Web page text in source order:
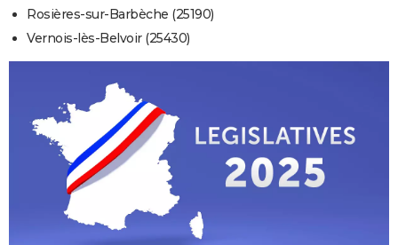
Rosières-sur-Barbèche (25190)
Vernois-lès-Belvoir (25430)